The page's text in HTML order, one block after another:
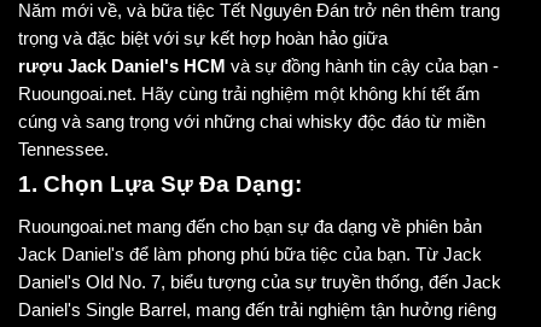
Năm mới về, và bữa tiệc Tết Nguyên Đán trở nên thêm trang
trọng và đặc biệt với sự kết hợp hoàn hảo giữa
rượu Jack Daniel's HCM và sự đồng hành tin cậy của bạn -
Ruoungoai.net. Hãy cùng trải nghiệm một không khí tết ấm
cúng và sang trọng với những chai whisky độc đáo từ miền
Tennessee.
1. Chọn Lựa Sự Đa Dạng:
Ruoungoai.net mang đến cho bạn sự đa dạng về phiên bản
Jack Daniel's để làm phong phú bữa tiệc của bạn. Từ Jack
Daniel's Old No. 7, biểu tượng của sự truyền thống, đến Jack
Daniel's Single Barrel, mang đến trải nghiệm tận hưởng riêng